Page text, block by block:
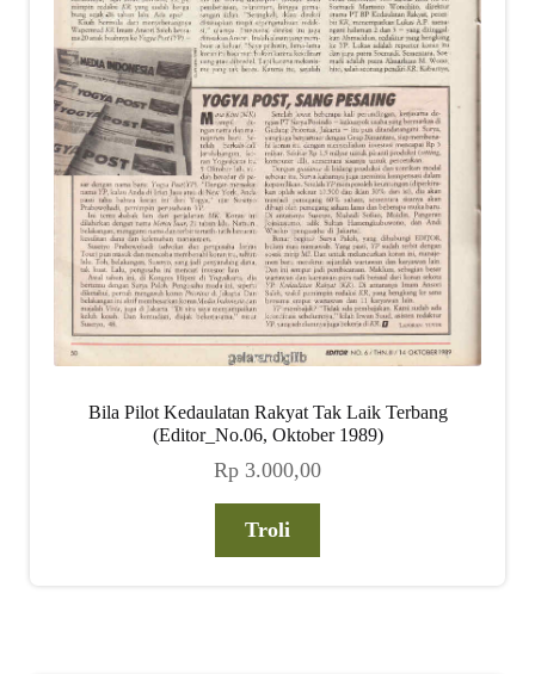
Bila Pilot Kedaulatan Rakyat Tak Laik Terbang
(Editor_No.06, Oktober 1989)
Rp 3.000,00
Troli